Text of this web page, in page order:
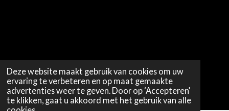
Deze website maakt gebruik van cookies om uw
ervaring te verbeteren en op maat gemaakte
advertenties weer te geven. Door op ‘Accepteren’
te klikken, gaat u akkoord met het gebruik van alle